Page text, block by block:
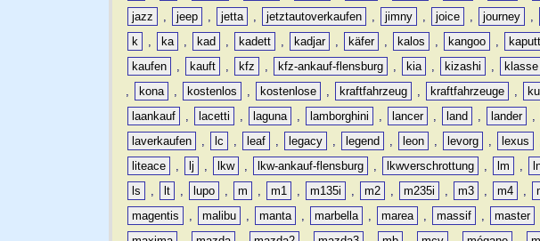
jazz
, jeep , jetta , jetztautoverkaufen , jimny , joice , journey ,
k
, ka , kad , kadett , kadjar , käfer , kalos , kangoo ,
kaufen
, kauft , kfz , kfz-ankauf-flensburg , kia , kizashi , klasse
,
kona , kostenlos , kostenlose , kraftfahrzeug , kraftfahrzeuge ,
laankauf
, lacetti , laguna , lamborghini , lancer , land , lander ,
laverkaufen
, lc , leaf , legacy , legend , leon , levorg , lexus
liteace
, lj , lkw , lkw-ankauf-flensburg , lkwverschrottung , lm ,
ls
, lt , lupo , m , m1 , m135i , m2 , m235i , m3 , m4 ,
magentis
, malibu , manta , marbella , marea , massif , master